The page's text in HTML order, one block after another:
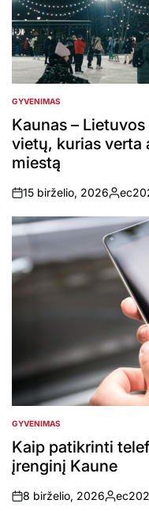
POSTED
IN
GYVENIMAS
Kaunas –
vietų, kurias verta
miestą
on
15 birželio, 2026
Posted
by
POSTED
IN
GYVENIMAS
Kaip patikrinti
įrenginį Kaune
on
8 birželio, 2026
Posted